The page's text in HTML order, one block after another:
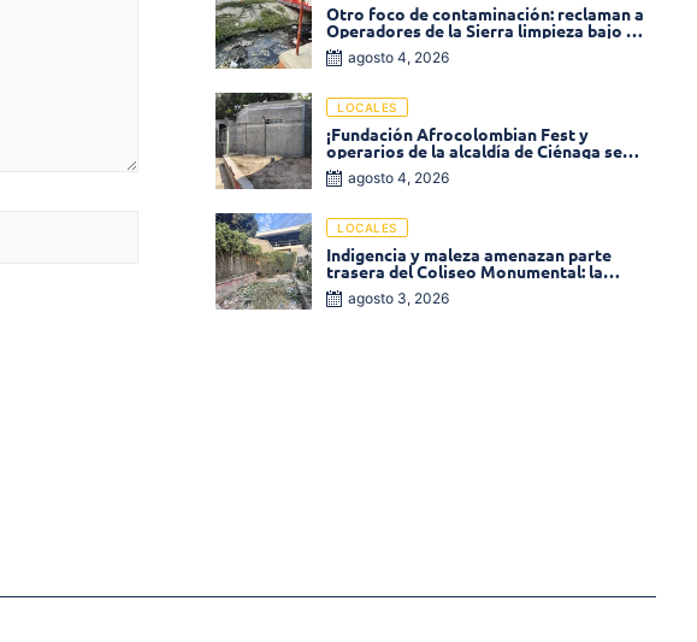
Otro foco de contaminación: reclaman a
Operadores de la Sierra limpieza bajo el
puente de la calle 19 con carrera 11
agosto 4, 2026
LOCALES
¡Fundación Afrocolombian Fest y
operarios de la alcaldía de Ciénaga se
ponen la 10! Realizan limpieza de la
parte posterior del Coliseo
agosto 4, 2026
LOCALES
Indigencia y maleza amenazan parte
trasera del Coliseo Monumental: la
comunidad exige acción inmediata!
agosto 3, 2026